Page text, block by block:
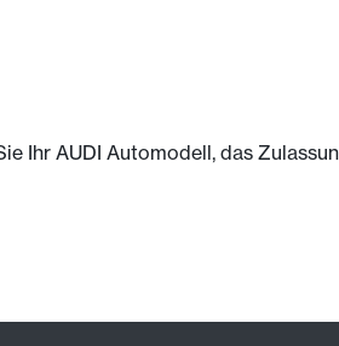
Ihr AUDI Automodell, das